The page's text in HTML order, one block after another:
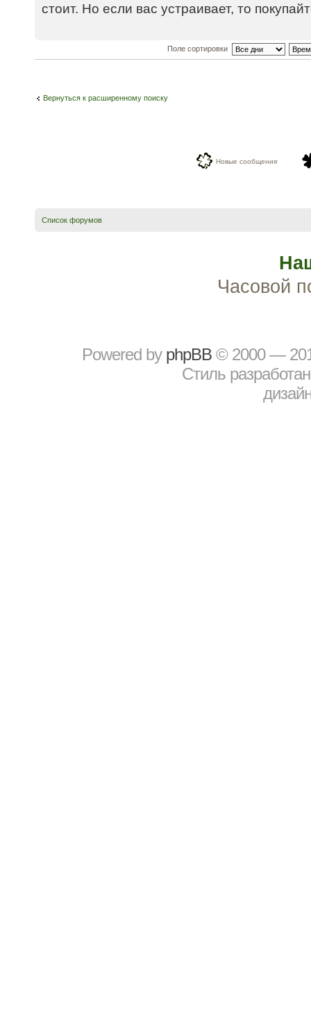
стоит. Но если вас устраивает, то
Поле сортировки
Вернуться к расширенному поиску
Новые сообщения
Список форумов
Часовой
Powered by рhрBВ © 2000 —
Стиль